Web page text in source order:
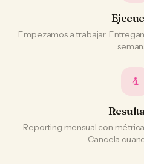
Empezamos a trabajar.
4
Reporting mensual con
Cancela